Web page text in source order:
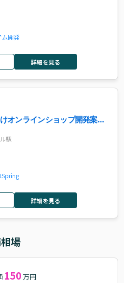
ム開発
詳細を見る
オンラインショップ開発案
駅
Spring
詳細を見る
場
150 万円